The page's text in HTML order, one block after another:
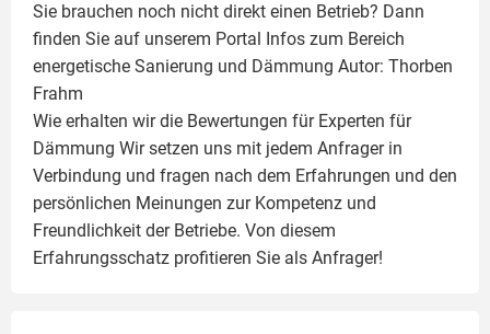
Sie brauchen noch nicht direkt einen Betrieb? Dann
finden Sie auf unserem Portal Infos zum Bereich
energetische Sanierung und Dämmung Autor: Thorben
Frahm
Wie erhalten wir die Bewertungen für Experten für
Dämmung Wir setzen uns mit jedem Anfrager in
Verbindung und fragen nach dem Erfahrungen und den
persönlichen Meinungen zur Kompetenz und
Freundlichkeit der Betriebe. Von diesem
Erfahrungsschatz profitieren Sie als Anfrager!